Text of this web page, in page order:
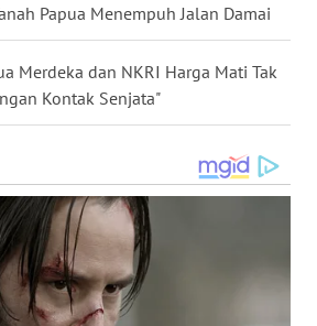
Papua Menempuh Jalan Damai
Merdeka dan NKRI Harga Mati Tak
Kontak Senjata"